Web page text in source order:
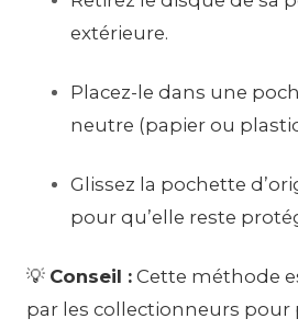
extérieure.
Placez-le dans une
neutre (papier ou
Glissez la pochette
pour qu’elle reste
💡 Conseil : Cette méthode
par les collectionneurs pour